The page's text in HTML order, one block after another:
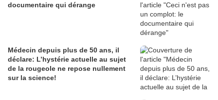
documentaire qui dérange
Médecin depuis plus de 50 ans, il
déclare: L’hystérie actuelle au sujet
de la rougeole ne repose nullement
sur la science!